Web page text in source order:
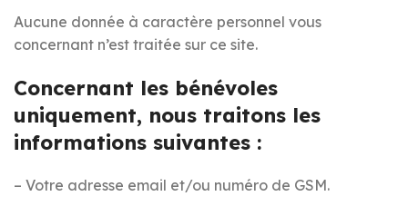
Aucune donnée à caractère personnel vous
concernant n’est traitée sur ce site.
Concernant les bénévoles
uniquement, nous traitons les
informations suivantes :
– Votre adresse email et/ou numéro de GSM.